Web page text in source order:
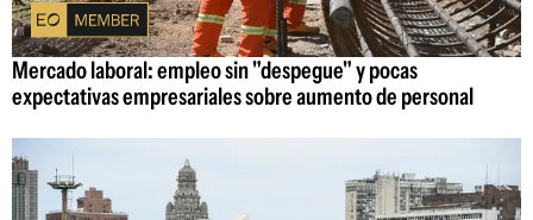
Mercado laboral: empleo sin "despegue" y pocas
expectativas empresariales sobre aumento de personal